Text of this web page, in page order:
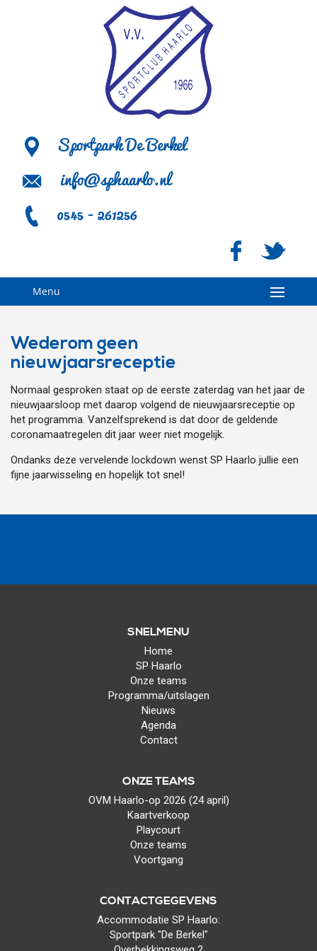
Sportpark De Berkel
info@sphaarlo.nl
0545 - 261256
Menu
Wederom geen
nieuwjaarsreceptie
Normaal gesproken staat op de eerste zaterdag van het jaar de
nieuwjaarsloop met daarop volgend de nieuwjaarsreceptie op
het programma. Vanzelfsprekend is dat door de geldende
coronamaatregelen dit jaar weer niet mogelijk.
Ondanks deze vervelende lockdown wenst SP Haarlo jullie een
fijne jaarwisseling en hopelijk tot snel!
SNELMENU
Home
SP Haarlo
Onze teams
Programma/uitslagen
Nieuws
Agenda
Contact
ONZE TEAMS
OVM Haarlo-op 2026 (24 april)
Kaartverkoop
Playcourt
Onze teams
Voortgang
CONTACTGEGEVENS
Accommodatie SP Haarlo:
Sportpark "De Berkel"